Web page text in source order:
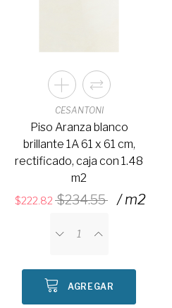
CESANTONI
Piso Aranza blanco
brillante 1A 61 x 61 cm,
rectificado, caja con 1.48
m2
222.82 234.55 / m2
AGREGAR